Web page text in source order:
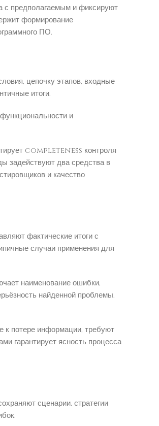
с предполагаемым и фиксируют
формирование
ПО.
цепочку этапов, входные
итоги.
и
completeness контроля
задействуют два средства в
и качество
фактические итоги с
случаи применения для
наименование ошибки,
найденной проблемы.
к потере информации, требуют
гарантирует ясность процесса
сценарии, стратегии